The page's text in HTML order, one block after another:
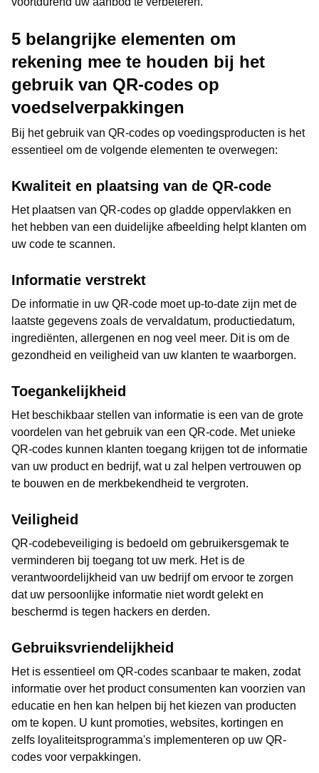
5 belangrijke elementen om
rekening mee te houden bij het
gebruik van QR-codes op
voedselverpakkingen
Bij het gebruik van QR-codes op voedingsproducten is het
essentieel om de volgende elementen te overwegen:
Kwaliteit en plaatsing van de QR-code
Het plaatsen van QR-codes op gladde oppervlakken en
het hebben van een duidelijke afbeelding helpt klanten om
uw code te scannen.
Informatie verstrekt
De informatie in uw QR-code moet up-to-date zijn met de
laatste gegevens zoals de vervaldatum, productiedatum,
ingrediënten, allergenen en nog veel meer. Dit is om de
gezondheid en veiligheid van uw klanten te waarborgen.
Toegankelijkheid
Het beschikbaar stellen van informatie is een van de grote
voordelen van het gebruik van een QR-code. Met unieke
QR-codes kunnen klanten toegang krijgen tot de informatie
van uw product en bedrijf, wat u zal helpen vertrouwen op
te bouwen en de merkbekendheid te vergroten.
Veiligheid
QR-codebeveiliging is bedoeld om gebruikersgemak te
verminderen bij toegang tot uw merk. Het is de
verantwoordelijkheid van uw bedrijf om ervoor te zorgen
dat uw persoonlijke informatie niet wordt gelekt en
beschermd is tegen hackers en derden.
Gebruiksvriendelijkheid
Het is essentieel om QR-codes scanbaar te maken, zodat
informatie over het product consumenten kan voorzien van
educatie en hen kan helpen bij het kiezen van producten
om te kopen. U kunt promoties, websites, kortingen en
zelfs loyaliteitsprogramma's implementeren op uw QR-
codes voor verpakkingen.